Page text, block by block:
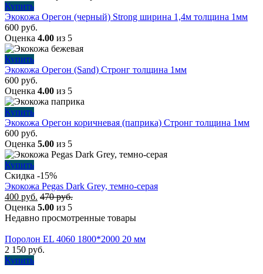
Купить
Экокожа Орегон (черный) Strong ширина 1,4м толщина 1мм
600 руб.
Оценка 4.00 из 5
Купить
Экокожа Орегон (Sand) Стронг толщина 1мм
600 руб.
Оценка 4.00 из 5
Купить
Экокожа Орегон коричневая (паприка) Стронг толщина 1мм
600 руб.
Оценка 5.00 из 5
Купить
Скидка -15%
Экокожа Pegas Dark Grey, темно-серая
400 руб. 470руб.
Оценка 5.00 из 5
Недавно просмотренные товары
Поролон EL 4060 1800*2000 20 мм
2 150 руб.
Купить